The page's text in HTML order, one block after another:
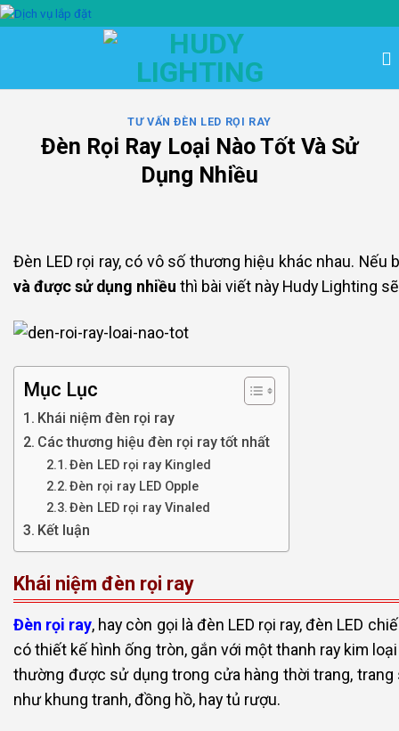
Bỏ
dung
TƯ VẤN ĐÈN LED RỌI RAY
Đèn Rọi Ray Loại Nào Tốt Và Sử
Dụng Nhiều
Đèn LED rọi ray, có vô số thương hiệu khác nhau.
và được sử dụng nhiều thì bài viết này Hudy Lighting
Mục Lục
Khái niệm đèn rọi ray
Các thương hiệu đèn rọi ray tốt nhất
Đèn LED rọi ray Kingled
Đèn rọi ray LED Opple
Đèn LED rọi ray Vinaled
Kết luận
Khái niệm đèn rọi ray
Đèn rọi ray, hay còn gọi là đèn LED rọi ray, đèn LED
có thiết kế hình ống tròn, gắn với một thanh ray kim
thường được sử dụng trong cửa hàng thời trang,
như khung tranh, đồng hồ, hay tủ rượu.